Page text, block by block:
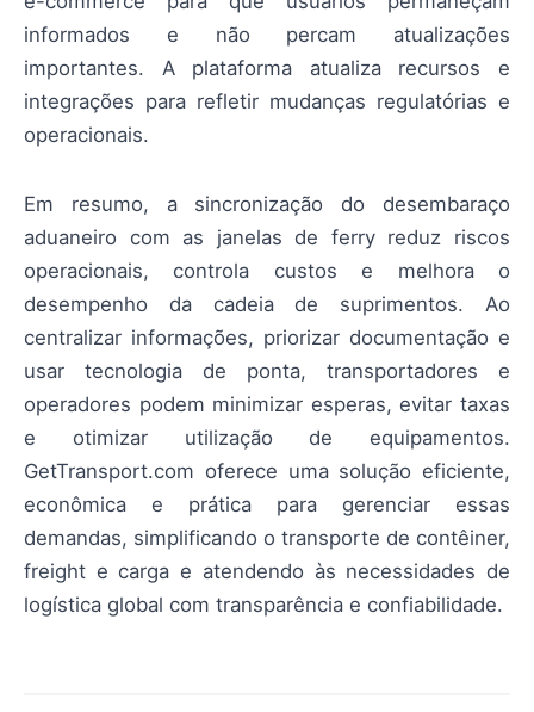
informados e não percam atualizações
importantes. A plataforma atualiza recursos e
integrações para refletir mudanças regulatórias e
operacionais.
Em resumo, a sincronização do desembaraço
aduaneiro com as janelas de ferry reduz riscos
operacionais, controla custos e melhora o
desempenho da cadeia de suprimentos. Ao
centralizar informações, priorizar documentação e
usar tecnologia de ponta, transportadores e
operadores podem minimizar esperas, evitar taxas
e otimizar utilização de equipamentos.
GetTransport.com oferece uma solução eficiente,
econômica e prática para gerenciar essas
demandas, simplificando o transporte de contêiner,
freight e carga e atendendo às necessidades de
logística global com transparência e confiabilidade.